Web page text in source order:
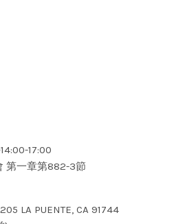
17:00
第一章第882-3節
LA PUENTE, CA 91744